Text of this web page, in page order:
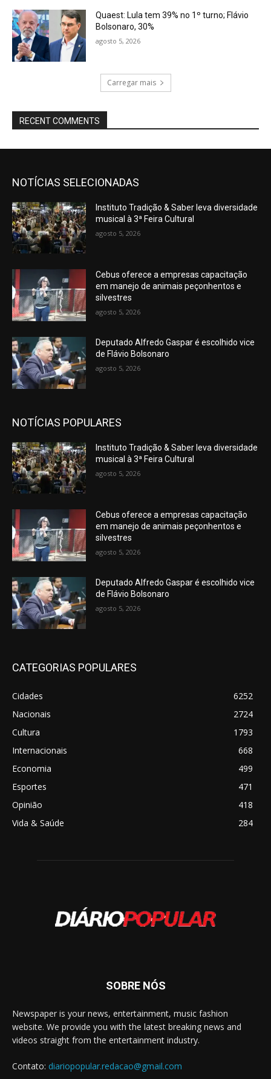
Quaest: Lula tem 39% no 1º turno; Flávio
Bolsonaro, 30%
agosto 5, 2026
Carregar mais
RECENT COMMENTS
NOTÍCIAS SELECIONADAS
Instituto Tradição & Saber leva diversidade
musical à 3ª Feira Cultural
agosto 5, 2026
Cebus oferece a empresas capacitação
em manejo de animais peçonhentos e
silvestres
agosto 5, 2026
Deputado Alfredo Gaspar é escolhido vice
de Flávio Bolsonaro
agosto 5, 2026
NOTÍCIAS POPULARES
Instituto Tradição & Saber leva diversidade
musical à 3ª Feira Cultural
agosto 5, 2026
Cebus oferece a empresas capacitação
em manejo de animais peçonhentos e
silvestres
agosto 5, 2026
Deputado Alfredo Gaspar é escolhido vice
de Flávio Bolsonaro
agosto 5, 2026
CATEGORIAS POPULARES
Cidades
6252
Nacionais
2724
Cultura
1793
Internacionais
668
Economia
499
Esportes
471
Opinião
418
Vida & Saúde
284
SOBRE NÓS
Newspaper is your news, entertainment, music fashion
website. We provide you with the latest breaking news and
videos straight from the entertainment industry.
Contato: diariopopular.redacao@gmail.com